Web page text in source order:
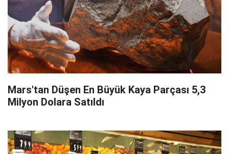
Mars'tan Düşen En Büyük Kaya Parçası 5,3
Milyon Dolara Satıldı